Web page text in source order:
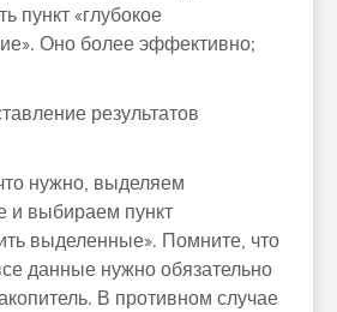
пункт «глубокое
Оно более эффективно;
результатов
нужно, выделяем
и выбираем пункт
выделенные». Помните, что
данные нужно обязательно
В противном случае